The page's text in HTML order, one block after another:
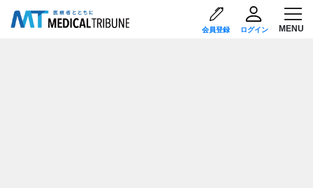
会員登録 ログイン